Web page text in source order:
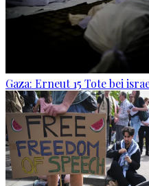
Gaza: Erneut 15 Tote bei